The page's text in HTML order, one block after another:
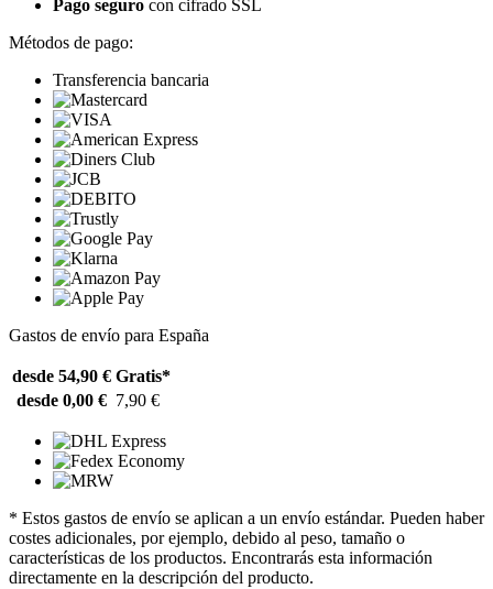
Pago seguro con cifrado SSL
Métodos de pago:
Transferencia bancaria
Gastos de envío para España
desde 54,90 € Gratis*
desde 0,00 € 7,90 €
* Estos gastos de envío se aplican a un envío estándar. Pueden haber
costes adicionales, por ejemplo, debido al peso, tamaño o
características de los productos. Encontrarás esta información
directamente en la descripción del producto.